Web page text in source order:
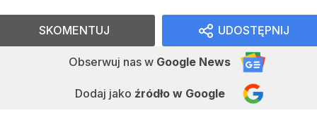
UDOSTĘPNIJ
Obserwuj nas w Google News
Dodaj jako źródło w Google
SKOMENTUJ